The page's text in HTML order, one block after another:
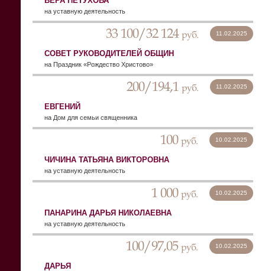
на уставную деятельность
33 100/32 124 руб. 11.02.2025
СОВЕТ РУКОВОДИТЕЛЕЙ ОБЩИН
на Праздник «Рождество Христово»
200/194,1 руб. 11.02.2025
ЕВГЕНИЙ
на Дом для семьи священника
100 руб. 10.02.2025
ЧИЧИНА ТАТЬЯНА ВИКТОРОВНА
на уставную деятельность
1 000 руб. 10.02.2025
ПАНАРИНА ДАРЬЯ НИКОЛАЕВНА
на уставную деятельность
100/97,05 руб. 10.02.2025
ДАРЬЯ